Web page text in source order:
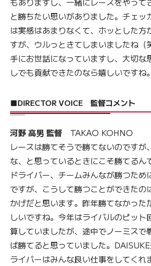
と勝ちたい思いがありました。チェッ
は実感はあまりなくて、ホッとした方
すが、ウルっときてしまいましたね（
手にお世話になっていますし、大切な
しでも貢献できたのなら嬉しいですね。
■DIRECTOR VOICE 監督コメント
河野 高男 監督 TAKAO KOHNO
レースは勝てそうで勝てないのですが
な、と思っているときにこそ勝てるん
ドライバー、チームみんなが勝つため
ですが、こうして勝つことができたの
かげだと思います。昨年勝てなかった
しいですね。今年はライバルのピット
算していましたが、途中でノーミスで
ば勝てると思っていました。
ライバーはみんな良い仕事をしてくれ